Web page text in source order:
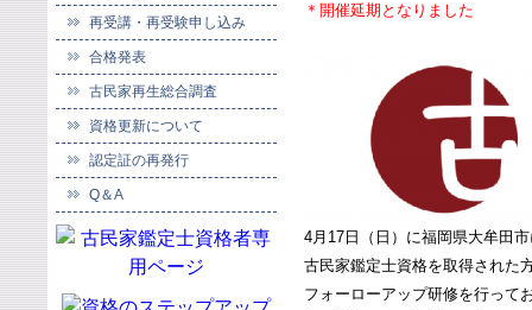
再受講・再受験申し込み
合格発表
古民家再生総合調査
資格更新について
認定証の再発行
Q＆A
＊開催延期となりました
4月17日（日）に福岡県大牟田
古民家鑑定士資格を取得された
フォーローアップ研修を行って